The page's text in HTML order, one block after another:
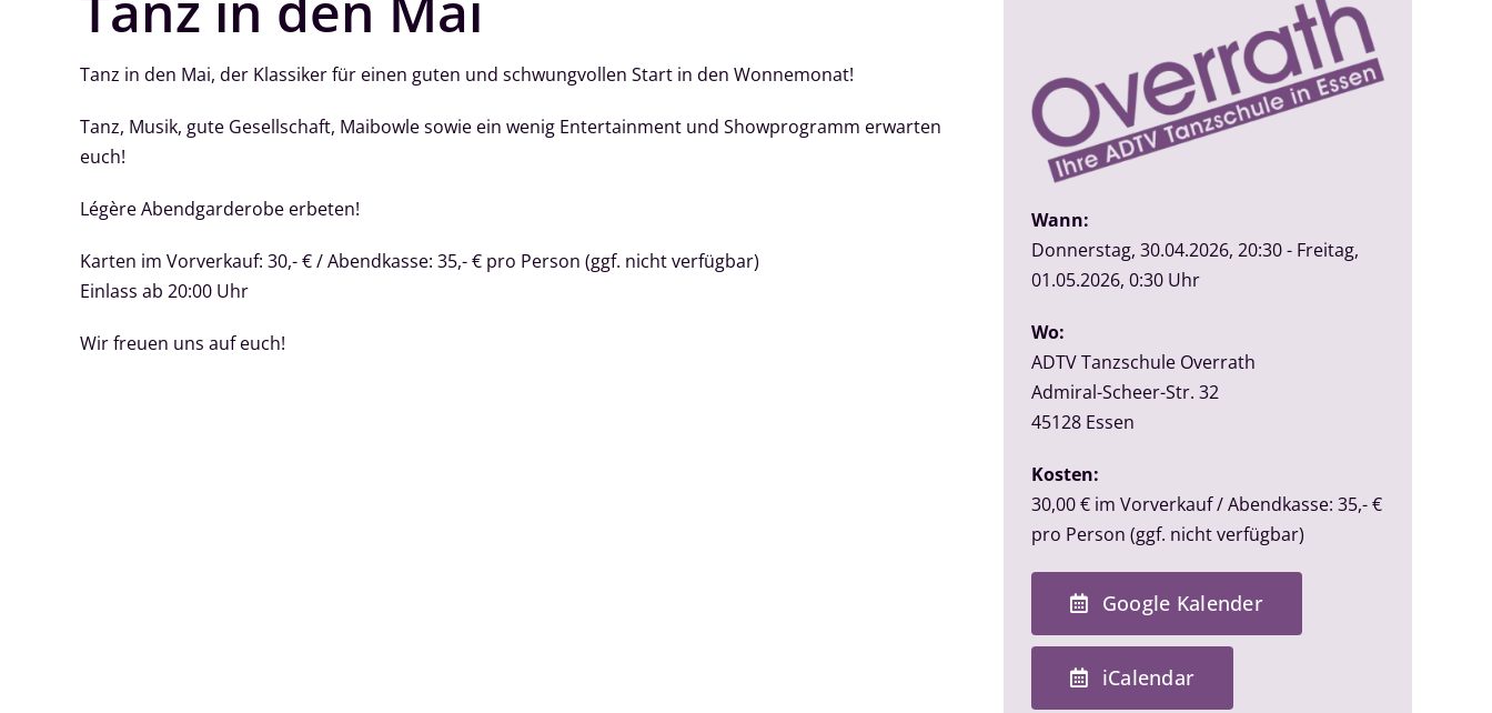
Tanz in den Mai, der Klassiker für einen guten und schwungvollen Start in den Wonnemonat!
Tanz, Musik, gute Gesellschaft, Maibowle sowie ein wenig Entertainment und Showprogramm erwarten
euch!
Légère Abendgarderobe erbeten!
Karten im Vorverkauf: 30,- € / Abendkasse: 35,- € pro Person (ggf. nicht verfügbar)
Einlass ab 20:00 Uhr
Wir freuen uns auf euch!
Wann:
Donnerstag, 30.04.2026, 20:30 - Freitag,
01.05.2026, 0:30 Uhr
Wo:
ADTV Tanzschule Overrath
Admiral-Scheer-Str. 32
45128 Essen
Kosten:
30,00 € im Vorverkauf / Abendkasse: 35,- €
pro Person (ggf. nicht verfügbar)
Google Kalender
iCalendar